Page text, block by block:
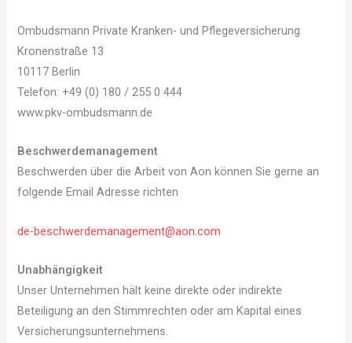
Ombudsmann Private Kranken- und Pflegeversicherung
Kronenstraße 13
10117 Berlin
Telefon: +49 (0) 180 / 255 0 444
www.pkv-ombudsmann.de
Beschwerdemanagement
Beschwerden über die Arbeit von Aon können Sie gerne an
folgende Email Adresse richten
de-beschwerdemanagement@aon.com
Unabhängigkeit
Unser Unternehmen hält keine direkte oder indirekte
Beteiligung an den Stimmrechten oder am Kapital eines
Versicherungsunternehmens.